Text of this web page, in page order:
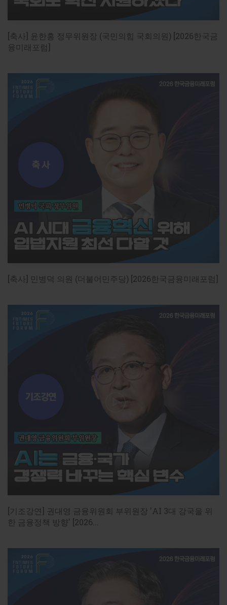
[축사] 윤한홍 정무위원장 (국민의힘 국회의원) [2026한국금
융미래포럼]
[축사] 민병덕 의원 (더불어민주당) [2026한국금융미래포럼]
[기조강연] 권대영 금융위원회 부위원장 'AI 3대 강국을 위
한 금융정책 방향' [2026...